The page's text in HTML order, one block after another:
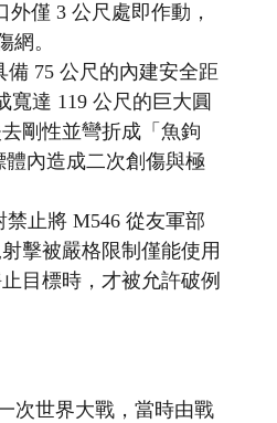
僅 3 公尺處即作動，
網。
75 公尺的內建安全距
寬達 119 公尺的巨大圓
剛性並彎折成「魚鉤
內造成二次創傷與極
止將 M546 從友軍部
擊被嚴格限制僅能使用
目標時，才被允許破例
次世界大戰，當時由戰